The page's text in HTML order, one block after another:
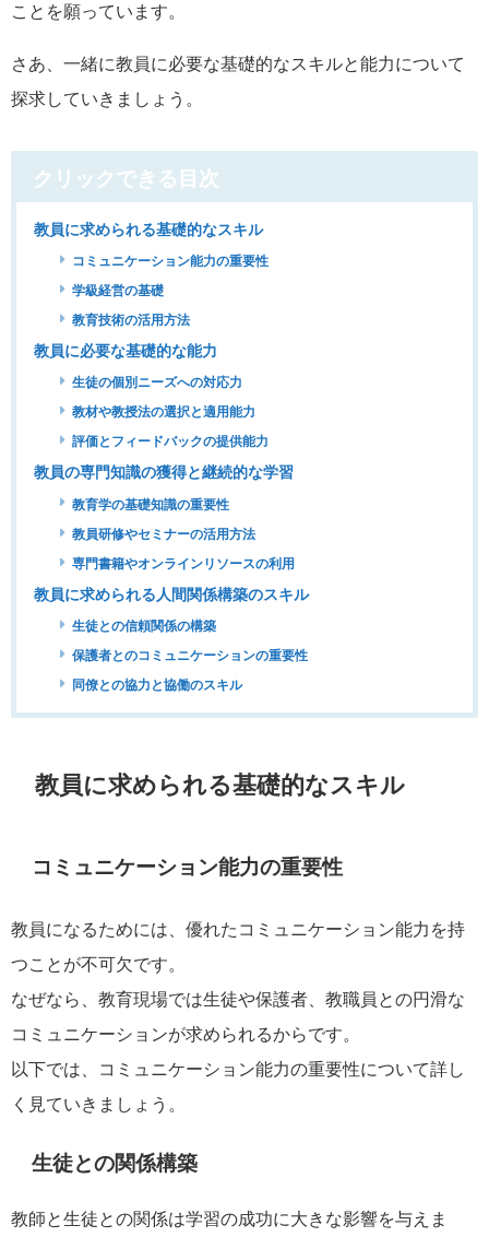
ことを願っています。
さあ、一緒に教員に必要な基礎的なスキルと能力について
探求していきましょう。
クリックできる目次
教員に求められる基礎的なスキル
コミュニケーション能力の重要性
学級経営の基礎
教育技術の活用方法
教員に必要な基礎的な能力
生徒の個別ニーズへの対応力
教材や教授法の選択と適用能力
評価とフィードバックの提供能力
教員の専門知識の獲得と継続的な学習
教育学の基礎知識の重要性
教員研修やセミナーの活用方法
専門書籍やオンラインリソースの利用
教員に求められる人間関係構築のスキル
生徒との信頼関係の構築
保護者とのコミュニケーションの重要性
同僚との協力と協働のスキル
教員に求められる基礎的なスキル
コミュニケーション能力の重要性
教員になるためには、優れたコミュニケーション能力を持
つことが不可欠です。
なぜなら、教育現場では生徒や保護者、教職員との円滑な
コミュニケーションが求められるからです。
以下では、コミュニケーション能力の重要性について詳し
く見ていきましょう。
生徒との関係構築
教師と生徒との関係は学習の成功に大きな影響を与えま